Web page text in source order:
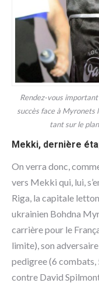
Rendez-vous important
succès face à Myronets
tant sur le
Mekki, dernière
On verra donc,
vers Mekki qui, lui,
Riga, la capitale
ukrainien Bohdna
carrière pour le
limite), son
pedigree (6
contre David